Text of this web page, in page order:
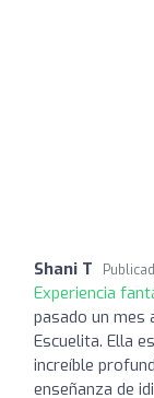
Shani T
Experiencia
pasado un mes
Escuelita. Ella
increíble
enseñanza de